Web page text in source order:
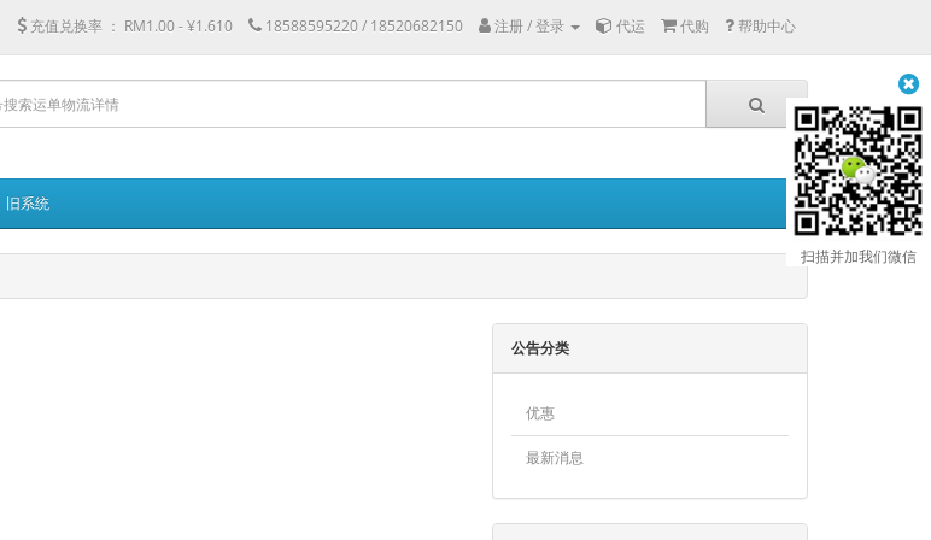
充值兑换率 ： RM1.00 - ¥1.610 18588595220 / 18520682150 注册 / 登录 代运 代购 帮助中心
旧系统
公告分类
优惠
最新消息
扫描并加我们微信